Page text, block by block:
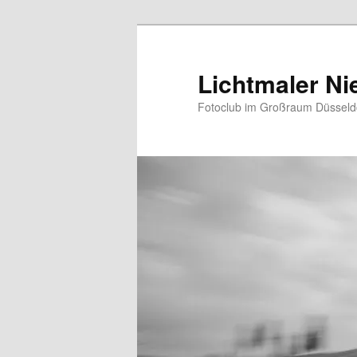
Lichtmaler
Fotoclub im Großraum